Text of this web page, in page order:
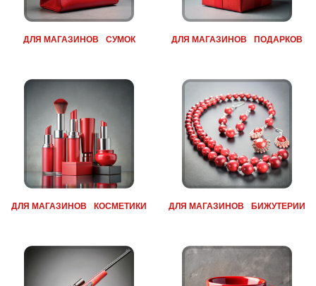
ДЛЯ МАГАЗИНОВ КОСМЕТИКИ ДЛЯ МАГАЗИНОВ БИЖУТЕРИИ
ДЛЯ МАГАЗИНОВ ОРУЖИЯ И
ДЛЯ МАГАЗИНОВ ПОСУДЫ